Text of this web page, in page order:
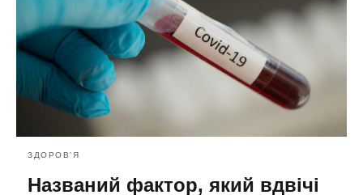
ЗДОРОВ'Я
Названий фактор, який вдвічі